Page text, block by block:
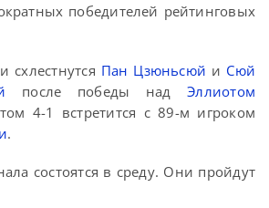
победителей рейтинговых
схлестнутся Пан Цзюньсюй и Сюй
после победы надЭллиотом
4-1 встретится с 89-м игроком
.
состоятся в среду. Они пройдут